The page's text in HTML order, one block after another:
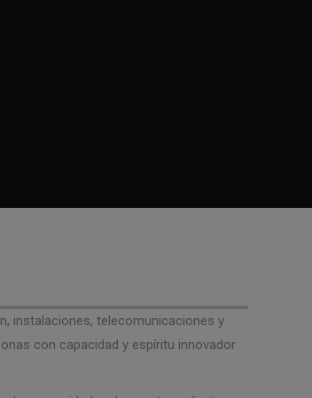
instalaciones, telecomunicaciones y
con capacidad y espíritu innovador